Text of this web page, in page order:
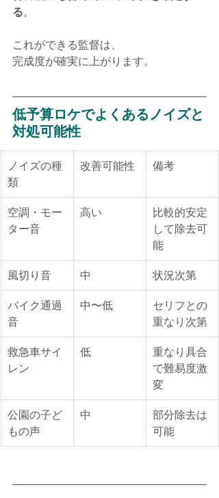
る。
これができる監督は、
完成度が確実に上がります。
低予算ロケでよくあるノイズと
対処可能性
ノイズの種
類
改善可能性 備考
空調・モー
ター音
高い
比較的安定
して除去可
能
風切り音 中 状況次第
バイク通過
音
中〜低
セリフとの
重なり次第
救急車サイ
レン
低
重なり具合
で難易度激
変
公園の子ど
もの声
中
部分除去は
可能